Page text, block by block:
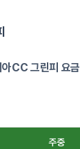
CC 그린피 요금
주중